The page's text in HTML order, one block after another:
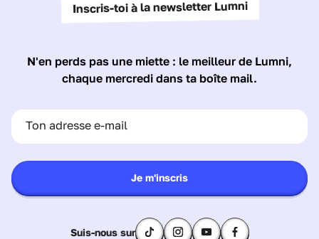
Inscris-toi à la newsletter Lumni
N'en perds pas une miette : le meilleur de Lumni,
chaque mercredi dans ta boîte mail.
Ton adresse e-mail
Je m'inscris
Suis-nous sur